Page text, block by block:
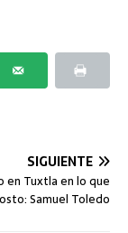
SIGUIENTE
en Tuxtla en lo que
Samuel Toledo